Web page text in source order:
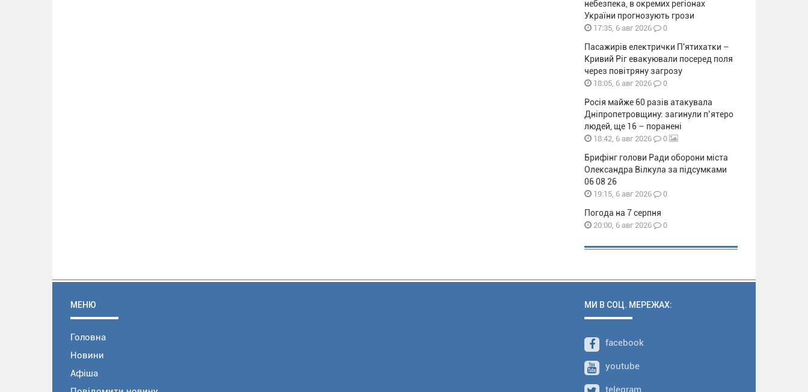
небезпека, в окремих регіонах
України прогнозують грози
17:35, 6 авг 2026 0
Пасажирів електрички П'ятихатки –
Кривий Ріг евакуювали посеред поля
через повітряну загрозу
18:05, 6 авг 2026 0
Росія майже 60 разів атакувала
Дніпропетровщину: загинули п’ятеро
людей, ще 16 – поранені
18:42, 6 авг 2026 0
Брифінг голови Ради оборони міста
Олександра Вілкула за підсумками
06 08 26
19:15, 6 авг 2026 0
Погода на 7 серпня
20:00, 6 авг 2026 0
МЕНЮ
Головна
Новини
Афіша
МИ В СОЦ. МЕРЕЖАХ:
facebook
youtube
telegram